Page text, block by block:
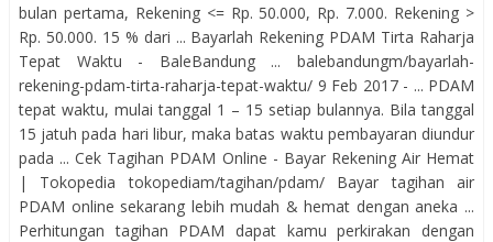
bulan pertama, Rekening <= Rp. 50.000, Rp. 7.000. Rekening >
Rp. 50.000. 15 % dari ... Bayarlah Rekening PDAM Tirta Raharja
Tepat Waktu - BaleBandung ... balebandungm/bayarlah-
rekening-pdam-tirta-raharja-tepat-waktu/ 9 Feb 2017 - ... PDAM
tepat waktu, mulai tanggal 1 – 15 setiap bulannya. Bila tanggal
15 jatuh pada hari libur, maka batas waktu pembayaran diundur
pada ... Cek Tagihan PDAM Online - Bayar Rekening Air Hemat
| Tokopedia tokopediam/tagihan/pdam/ Bayar tagihan air
PDAM online sekarang lebih mudah & hemat dengan aneka ...
Perhitungan tagihan PDAM dapat kamu perkirakan dengan